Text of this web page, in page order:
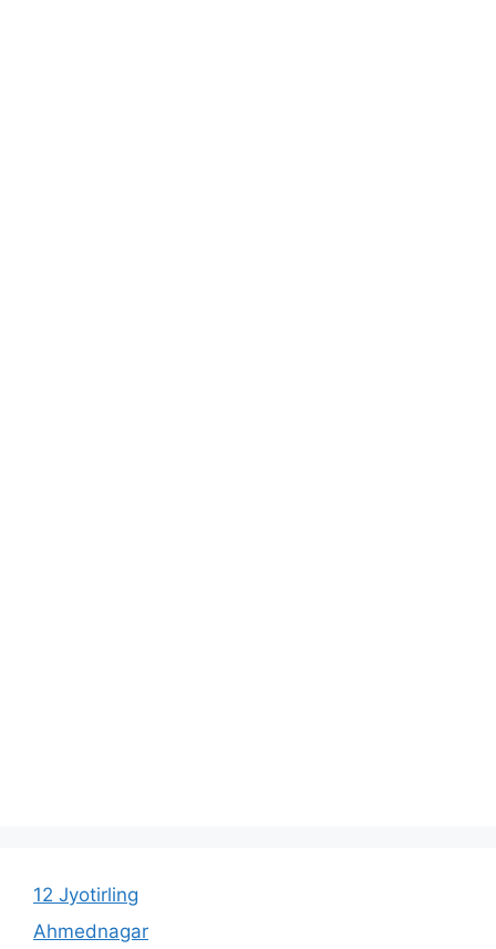
12 Jyotirling
Ahmednagar